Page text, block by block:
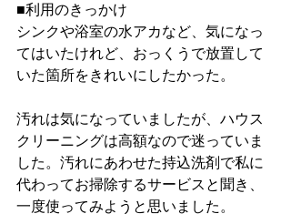
■利用のきっかけ
シンクや浴室の水アカなど、気になっ
てはいたけれど、おっくうで放置して
いた箇所をきれいにしたかった。
汚れは気になっていましたが、ハウス
クリーニングは高額なので迷っていま
した。汚れにあわせた持込洗剤で私に
代わってお掃除するサービスと聞き、
一度使ってみようと思いました。